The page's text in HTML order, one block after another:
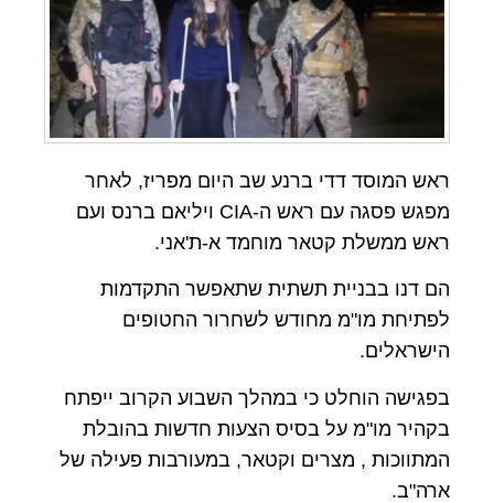
ראש המוסד דדי ברנע שב היום מפריז, לאחר
מפגש פסגה עם ראש ה-CIA ויליאם ברנס ועם
ראש ממשלת קטאר מוחמד א-ת'אני.
הם דנו בבניית תשתית שתאפשר התקדמות
לפתיחת מו"מ מחודש לשחרור החטופים
הישראלים.
בפגישה הוחלט כי במהלך השבוע הקרוב ייפתח
בקהיר מו"מ על בסיס הצעות חדשות בהובלת
המתווכות , מצרים וקטאר, במעורבות פעילה של
ארה"ב.